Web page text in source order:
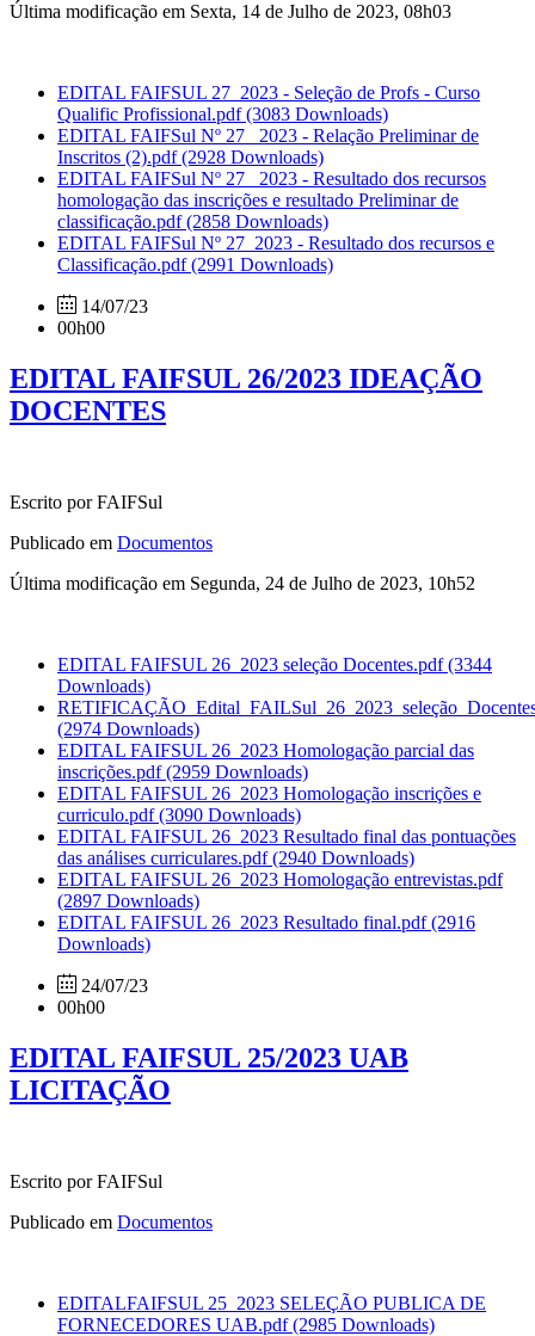
Última modificação em Sexta, 14 de Julho de 2023, 08h03
EDITAL FAIFSUL 27_2023 - Seleção de Profs - Curso
Qualific Profissional.pdf(3083 Downloads)
EDITAL FAIFSul Nº 27_ 2023 - Relação Preliminar de
Inscritos (2).pdf(2928 Downloads)
EDITAL FAIFSul Nº 27_ 2023 - Resultado dos recursos
homologação das inscrições e resultado Preliminar de
classificação.pdf(2858 Downloads)
EDITAL FAIFSul Nº 27_2023 - Resultado dos recursos e
Classificação.pdf(2991 Downloads)
14/07/23
00h00
EDITAL FAIFSUL 26/2023 IDEAÇÃO
DOCENTES
Escrito por FAIFSul
Publicado em Documentos
Última modificação em Segunda, 24 de Julho de 2023, 10h52
EDITAL FAIFSUL 26_2023 seleção Docentes.pdf(3344
Downloads)
(2974 Downloads)
EDITAL FAIFSUL 26_2023 Homologação parcial das
inscrições.pdf(2959 Downloads)
EDITAL FAIFSUL 26_2023 Homologação inscrições e
curriculo.pdf(3090 Downloads)
EDITAL FAIFSUL 26_2023 Resultado final das pontuações
das análises curriculares.pdf(2940 Downloads)
EDITAL FAIFSUL 26_2023 Homologação entrevistas.pdf
(2897 Downloads)
EDITAL FAIFSUL 26_2023 Resultado final.pdf(2916
Downloads)
24/07/23
00h00
EDITAL FAIFSUL 25/2023 UAB
LICITAÇÃO
Escrito por FAIFSul
Publicado em Documentos
EDITALFAIFSUL 25_2023 SELEÇÃO PUBLICA DE
FORNECEDORES UAB.pdf(2985 Downloads)